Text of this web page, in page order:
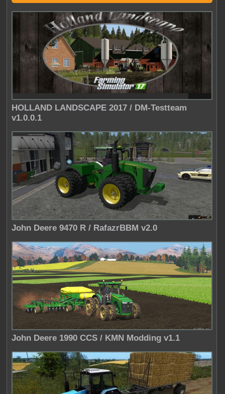
HOLLAND LANDSCAPE 2017 / DM-Testteam
v1.0.0.1
John Deere 9470 R / RafazrBBM v2.0
John Deere 1990 CCS / KMN Modding v1.1